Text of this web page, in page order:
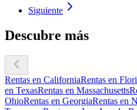
Siguiente
Descubre más
Rentas en CaliforniaRentas en
en TexasRentas en Massachusetts
OhioRentas en GeorgiaRentas en